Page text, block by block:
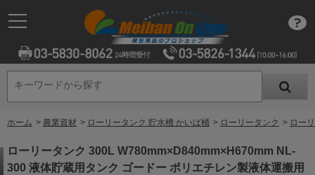
キーワードから探す
キーワードから探す
ホーム > 農業資材 > ローリータンク 貯水槽 かいば桶 > ローリータンク > ロー
ローリータンク 300L W780mm×D840mm×H670mm NL-
300 液体貯蔵用タンク ゴードー ポリエチレン製液体運搬用